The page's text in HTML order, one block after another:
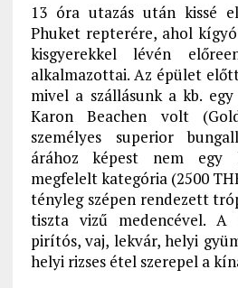
13 óra utazás után kissé
Phuket repterére, ahol
kisgyerekkel lévén
alkalmazottai. Az épület
mivel a szállásunk a kb.
Karon Beachen volt
személyes superior
árához képest nem egy
megfelelt kategória (2500
tényleg szépen rendezett
tiszta vizű medencével. A
pirítós, vaj, lekvár, helyi
helyi rizses étel szerepel a